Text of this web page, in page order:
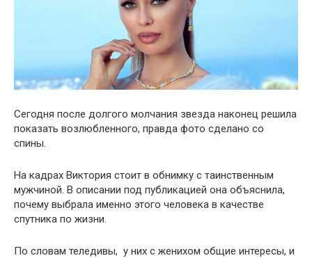
Сегодня после долгого молчания звезда наконец решила
показать возлюбленного, правда фото сделано со
спины.
На кадрах Виктория стоит в обнимку с таинственным
мужчиной. В описании под публикацией она объяснила,
почему выбрала именно этого человека в качестве
спутника по жизни.
По словам теледивы, у них с женихом общие интересы, и